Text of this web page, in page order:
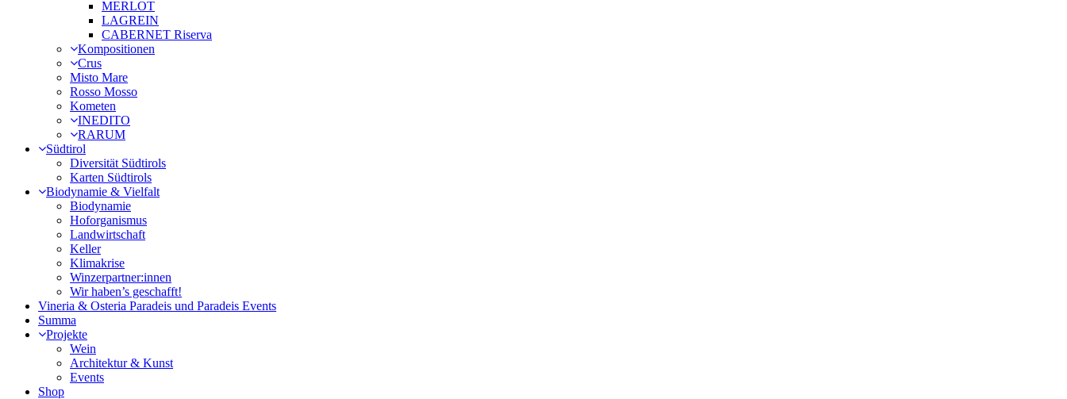
MERLOT
LAGREIN
CABERNET Riserva
Kompositionen
Crus
Misto Mare
Rosso Mosso
Kometen
INEDITO
RARUM
Südtirol
Diversität Südtirols
Karten Südtirols
Biodynamie & Vielfalt
Biodynamie
Hoforganismus
Landwirtschaft
Keller
Klimakrise
Winzerpartner:innen
Wir haben’s geschafft!
Vineria & Osteria Paradeis und Paradeis Events
Summa
Projekte
Wein
Architektur & Kunst
Events
Shop